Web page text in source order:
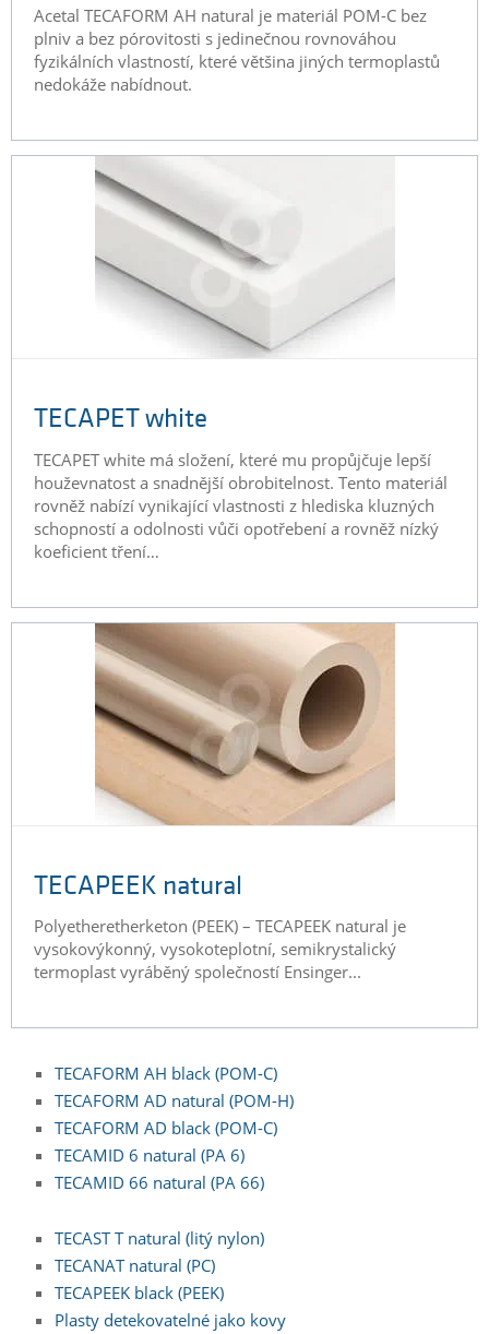
Acetal TECAFORM AH natural je materiál POM-C bez
plniv a bez pórovitosti s jedinečnou rovnováhou
fyzikálních vlastností, které většina jiných termoplastů
nedokáže nabídnout.
TECAPET white
TECAPET white má složení, které mu propůjčuje lepší
houževnatost a snadnější obrobitelnost. Tento materiál
rovněž nabízí vynikající vlastnosti z hlediska kluzných
schopností a odolnosti vůči opotřebení a rovněž nízký
koeficient tření…
TECAPEEK natural
Polyetheretherketon (PEEK) – TECAPEEK natural je
vysokovýkonný, vysokoteplotní, semikrystalický
termoplast vyráběný společností Ensinger...
TECAFORM AH black (POM-C)
TECAFORM AD natural (POM-H)
TECAFORM AD black (POM-C)
TECAMID 6 natural (PA 6)
TECAMID 66 natural (PA 66)
TECAST T natural (litý nylon)
TECANAT natural (PC)
TECAPEEK black (PEEK)
Plasty detekovatelné jako kovy